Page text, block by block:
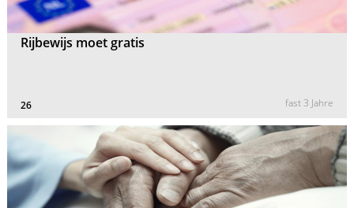
Rijbewijs moet gratis
26 fast 3 Jahre